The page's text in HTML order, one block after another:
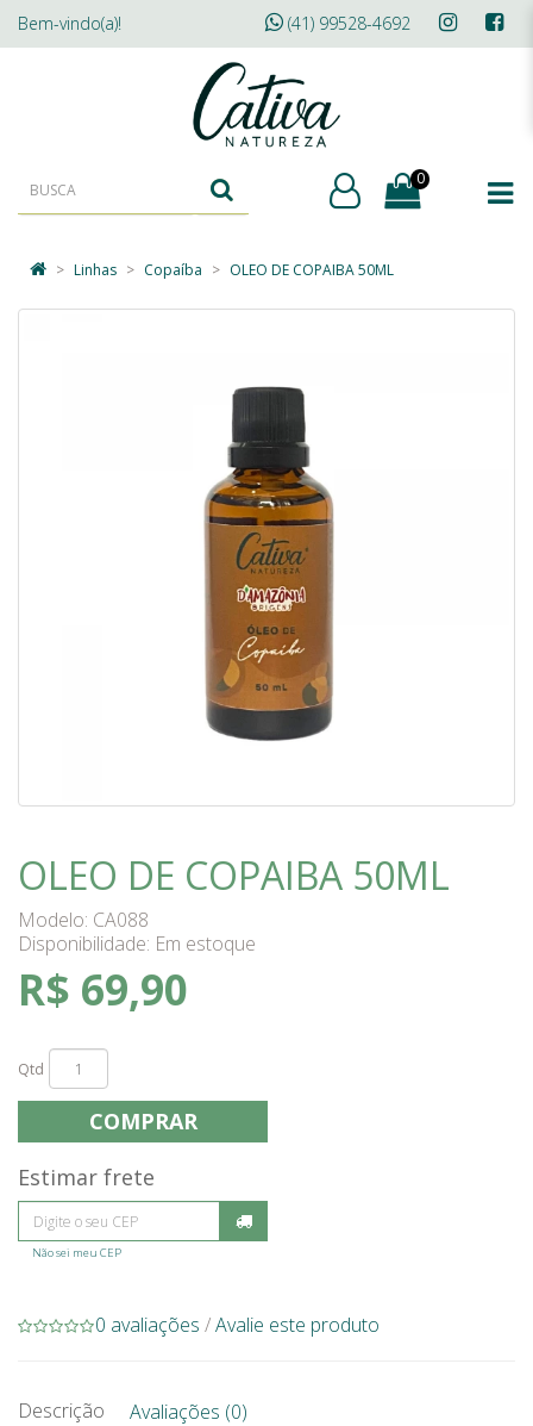
Bem-vindo(a)! (41) 99528-4692
0
Linhas Copaíba OLEO DE COPAIBA 50ML
OLEO DE COPAIBA 50ML
Modelo: CA088
Disponibilidade: Em estoque
R$ 69,90
Qtd
COMPRAR
Estimar frete
Não sei meu CEP
0 avaliações /Avalie este produto
Descrição Avaliações (0)